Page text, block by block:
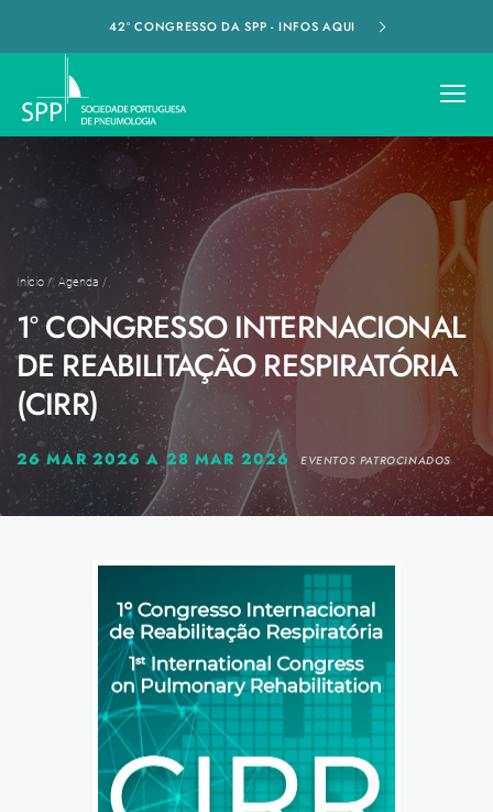
42º CONGRESSO DA SPP - INFOS AQUI
Início / Agenda /
1º CONGRESSO INTERNACIONAL
DE REABILITAÇÃO RESPIRATÓRIA
(CIRR)
26 MAR 2026 A 28 MAR 2026 EVENTOS PATROCINADOS